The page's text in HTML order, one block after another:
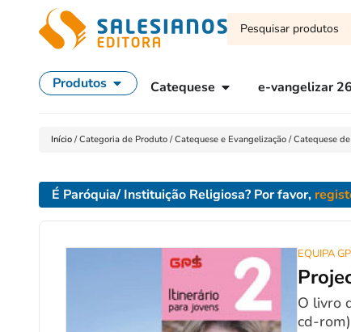
Produtos Catequese e-vangelizar 26
Início /Categoria de Produto /Catequese e Evangelização /Catequese
É Paróquia/ Instituição Religiosa? Por favor,
EQUIPA
O livro
cd-rom)